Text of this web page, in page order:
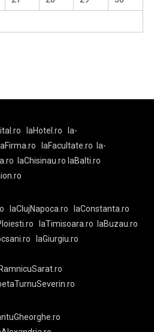
laHotel.ro
la-
laFirma.ro laFacultate.ro
la-
laChisinau.ro laBalti.ro
laClujNapoca.ro
laConstanta.ro
laTimisoara.ro
laBuzau.ro
laGiurgiu.ro